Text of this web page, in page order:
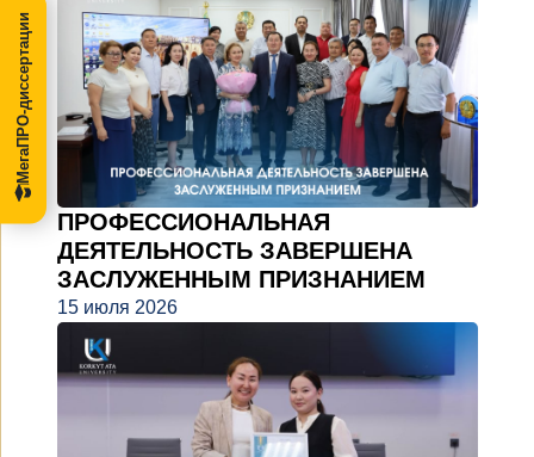
ПРОФЕССИОНАЛЬНАЯ
ДЕЯТЕЛЬНОСТЬ ЗАВЕРШЕНА
ЗАСЛУЖЕННЫМ ПРИЗНАНИЕМ
15 июля 2026
МегаПРО-диссертации